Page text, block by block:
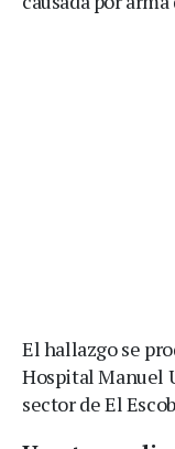
El hallazgo se
Hospital Manuel
sector de El